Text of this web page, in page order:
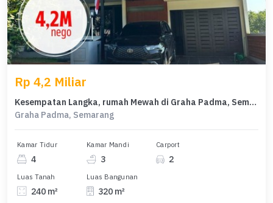
Rp 4,2 Miliar
Kesempatan Langka, rumah Mewah di Graha Padma, Semarang, LB 320m²
Graha Padma, Semarang
Kamar Tidur
4
Kamar Mandi
3
Carport
2
Luas Tanah
240 m²
Luas Bangunan
320 m²